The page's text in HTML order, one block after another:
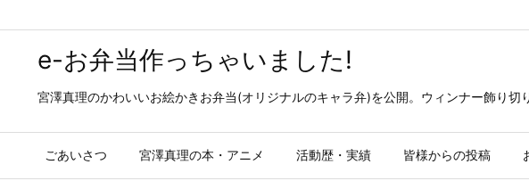
e-お弁当作っちゃいました!
宮澤真理のかわいいお絵かきお弁当(オリジナルのキャラ弁)を公開。ウィンナー飾り
ごあいさつ 宮澤真理の本・アニメ 活動歴・実績 皆様からの投稿